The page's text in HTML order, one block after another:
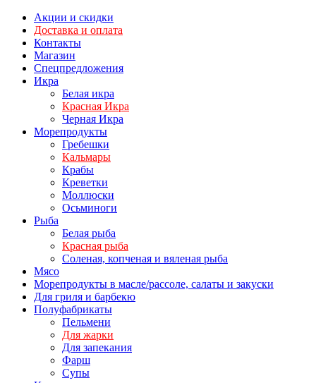
Акции и скидки
Доставка и оплата
Контакты
Магазин
Спецпредложения
Икра
Белая икра
Красная Икра
Черная Икра
Морепродукты
Гребешки
Кальмары
Крабы
Креветки
Моллюски
Осьминоги
Рыба
Белая рыба
Красная рыба
Соленая, копченая и вяленая рыба
Мясо
Морепродукты в масле/рассоле, салаты и закуски
Для гриля и барбекю
Полуфабрикаты
Пельмени
Для жарки
Для запекания
Фарш
Супы